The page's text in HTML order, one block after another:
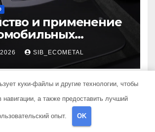
и применение
SIB_ECOMETAL
куки-файлы и другие технологии, чтобы
навигации, а также предоставить лучший
опыт. OK